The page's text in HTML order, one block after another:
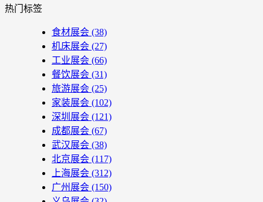
热门标签
食材展会 (38)
机床展会 (27)
工业展会 (66)
餐饮展会 (31)
旅游展会 (25)
家装展会 (102)
深圳展会 (121)
成都展会 (67)
武汉展会 (38)
北京展会 (117)
上海展会 (312)
广州展会 (150)